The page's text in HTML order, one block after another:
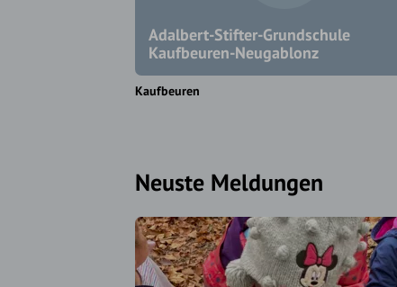
Adalbert-Stifter-Grundschule
Kaufbeuren-Neugablonz
Kaufbeuren
Neuste Meldungen